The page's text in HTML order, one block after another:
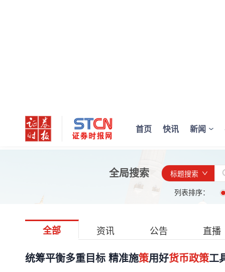
首页 快讯 新闻
全局搜索
标题搜索
列表排序：
全部 资讯 公告 直播
统筹平衡多重目标 精准施策用好货币政策工